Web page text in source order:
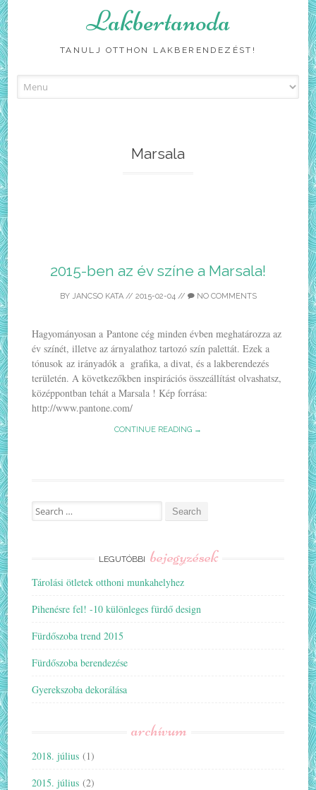
Lakbertanoda
TANULJ OTTHON LAKBERENDEZÉST!
to
Marsala
2015-ben az év színe a Marsala!
BY JANCSO KATA// 2015-02-04// NO COMMENTS
Hagyományosan a Pantone cég minden évben meghatározza az
év színét, illetve az árnyalathoz tartozó szín palettát. Ezek a
tónusok az irányadók a grafika, a divat, és a lakberendezés
területén. A következőkben inspirációs összeállítást olvashatsz,
középpontban tehát a Marsala ! Kép forrása:
http://www.pantone.com/
CONTINUE READING →
Search
for:
LEGUTÓBBI bejegyzések
Tárolási ötletek otthoni munkahelyhez
Pihenésre fel! -10 különleges fürdő design
Fürdőszoba trend 2015
Fürdőszoba berendezése
Gyerekszoba dekorálása
archívum
2018. július (1)
2015. július (2)